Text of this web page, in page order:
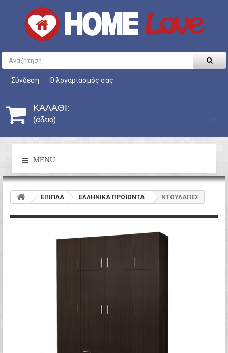
Σύνδεση Ο λογαριασμός σας
ΚΑΛΆΘΙ:
(άδειο)
MENU
ΕΠΙΠΛΑ ΕΛΛΗΝΙΚΑ ΠΡΟΪΟΝΤΑ ΝΤΟΥΛΑΠΕΣ